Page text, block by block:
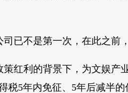
已不是第一次，在此之前
红利的背景下，为文娱
5年内免征、5年后减半的